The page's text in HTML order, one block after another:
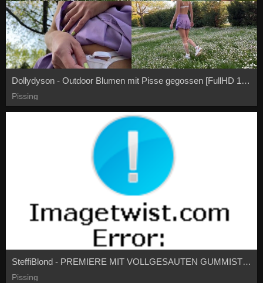
Dollydyson - Outdoor Blumen mit Pisse gegossen [FullHD 1080P]
Pissing
SteffiBlond - PREMIERE MIT VOLLGESAUTEN GUMMISTIEFELN ZUM FESTIVAL - vollgespritzt reingepisst und angepisst [FullHD 1080P]
Pissing